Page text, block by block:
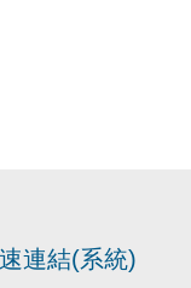
連結(系統)